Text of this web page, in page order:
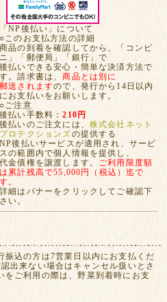
「NP後払い」について
○このお支払方法の詳細
商品の到着を確認してから、「コンビ
ニ」「郵便局」「銀行」で
後払いできる安心・簡単な決済方法で
す。請求書は、商品とは別に
郵送されますので、発行から14日以内
にお支払いをお願いします。
○ご注意
後払い手数料：210円
後払いのご注文には、 株式会社ネット
プロテクションズの提供する
NP後払いサービスが適用され、サービ
スの範囲内で個人情報を提供し、
代金債権を譲渡します。 ご利用限度額
は累計残高で55,000円（税込）迄で
す。
詳細はバナーをクリックしてご確認下
さい。
振込の方は7営業日以内にお支払くだ
出来ない場合はキャンセル扱いとさ
をご利用の際は、野菜到着時にお支